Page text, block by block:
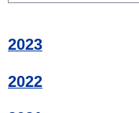
2023
2022